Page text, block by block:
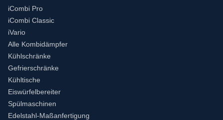
iCombi Pro
iCombi Classic
iVario
Alle Kombidämpfer
Kühlschränke
Gefrierschränke
Kühltische
Eiswürfelbereiter
Spülmaschinen
Edelstahl-Maßanfertigung